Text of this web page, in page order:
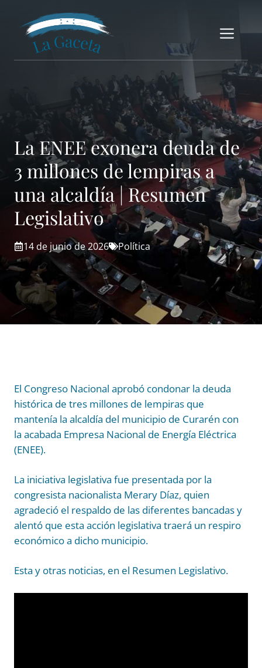
contenido
La ENEE exonera deuda de
3 millones de lempiras a
una alcaldía | Resumen
Legislativo
14 de junio de 2026 Política
El Congreso Nacional aprobó condonar la deuda
histórica de tres millones de lempiras que
mantenía la alcaldía del municipio de Curarén con
la acabada Empresa Nacional de Energía Eléctrica
(ENEE).
La iniciativa legislativa fue presentada por la
congresista nacionalista Merary Díaz, quien
agradeció el respaldo de las diferentes bancadas y
alentó que esta acción legislativa traerá un respiro
económico a dicho municipio.
Esta y otras noticias, en el Resumen Legislativo.